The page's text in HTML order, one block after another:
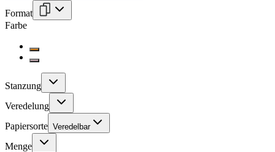
Format
Farbe
Stanzung
Veredelung
Papiersorte Veredelbar
Menge